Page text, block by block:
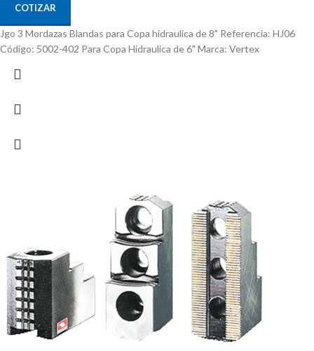
COTIZAR
Jgo 3 Mordazas Blandas para Copa hidraulica de 8" Referencia: HJ06
Código: 5002-402 Para Copa Hidraulica de 6" Marca: Vertex